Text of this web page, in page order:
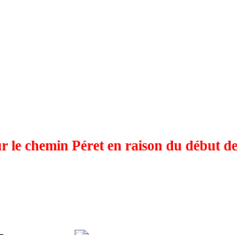
chemin Péret en raison du début